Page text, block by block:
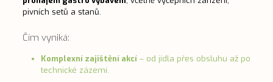
pivních setů a stanů.
Čím vyniká:
Komplexní zajištění akcí– od jídla přes obsluhu až po
technické zázemí.